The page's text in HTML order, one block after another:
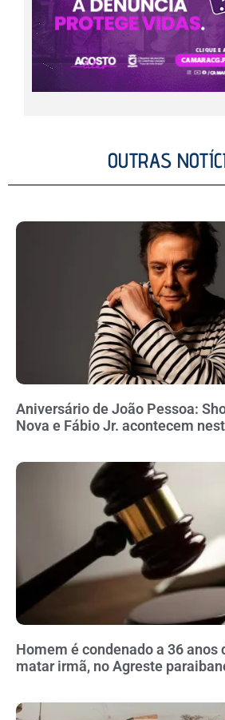
OUTRAS
Aniversário de João Pessoa:
Nova e Fábio Jr. acontecem
Homem é condenado a 36 anos
matar irmã, no Agreste